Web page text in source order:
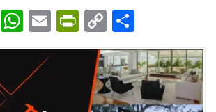
Messenger
WhatsApp
EmailPrintFriendly
Copy
Link